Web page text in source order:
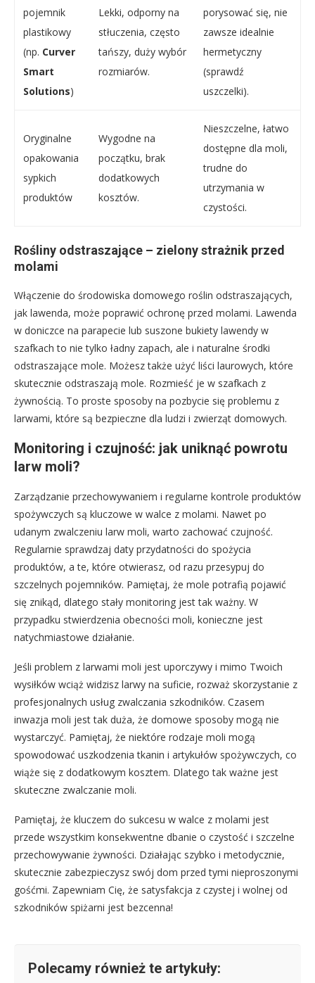
pojemnik
plastikowy
(np. Curver
Smart
Solutions)
Lekki, odporny na
stłuczenia, często
tańszy, duży wybór
rozmiarów.
porysować się, nie
zawsze idealnie
hermetyczny
(sprawdź
uszczelki).
Oryginalne
opakowania
sypkich
produktów
Wygodne na
początku, brak
dodatkowych
kosztów.
Nieszczelne, łatwo
dostępne dla moli,
trudne do
utrzymania w
czystości.
Rośliny odstraszające – zielony strażnik przed
molami
Włączenie do środowiska domowego roślin odstraszających,
jak lawenda, może poprawić ochronę przed molami. Lawenda
w doniczce na parapecie lub suszone bukiety lawendy w
szafkach to nie tylko ładny zapach, ale i naturalne środki
odstraszające mole. Możesz także użyć liści laurowych, które
skutecznie odstraszają mole. Rozmieść je w szafkach z
żywnością. To proste sposoby na pozbycie się problemu z
larwami, które są bezpieczne dla ludzi i zwierząt domowych.
Monitoring i czujność: jak uniknąć powrotu
larw moli?
Zarządzanie przechowywaniem i regularne kontrole produktów
spożywczych są kluczowe w walce z molami. Nawet po
udanym zwalczeniu larw moli, warto zachować czujność.
Regularnie sprawdzaj daty przydatności do spożycia
produktów, a te, które otwierasz, od razu przesypuj do
szczelnych pojemników. Pamiętaj, że mole potrafią pojawić
się znikąd, dlatego stały monitoring jest tak ważny. W
przypadku stwierdzenia obecności moli, konieczne jest
natychmiastowe działanie.
Jeśli problem z larwami moli jest uporczywy i mimo Twoich
wysiłków wciąż widzisz larwy na suficie, rozważ skorzystanie z
profesjonalnych usług zwalczania szkodników. Czasem
inwazja moli jest tak duża, że domowe sposoby mogą nie
wystarczyć. Pamiętaj, że niektóre rodzaje moli mogą
spowodować uszkodzenia tkanin i artykułów spożywczych, co
wiąże się z dodatkowym kosztem. Dlatego tak ważne jest
skuteczne zwalczanie moli.
Pamiętaj, że kluczem do sukcesu w walce z molami jest
przede wszystkim konsekwentne dbanie o czystość i szczelne
przechowywanie żywności. Działając szybko i metodycznie,
skutecznie zabezpieczysz swój dom przed tymi nieproszonymi
gośćmi. Zapewniam Cię, że satysfakcja z czystej i wolnej od
szkodników spiżarni jest bezcenna!
Polecamy również te artykuły: